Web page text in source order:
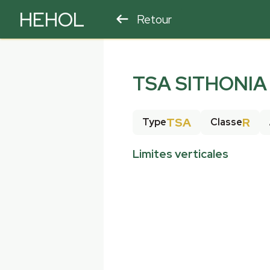
HEHOL Retour
TSA SITHONIA
TypeTSA ClasseR
Limites verticales